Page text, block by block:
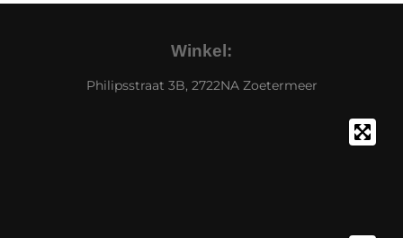
Winkel:
Philipsstraat 3B, 2722NA Zoetermeer